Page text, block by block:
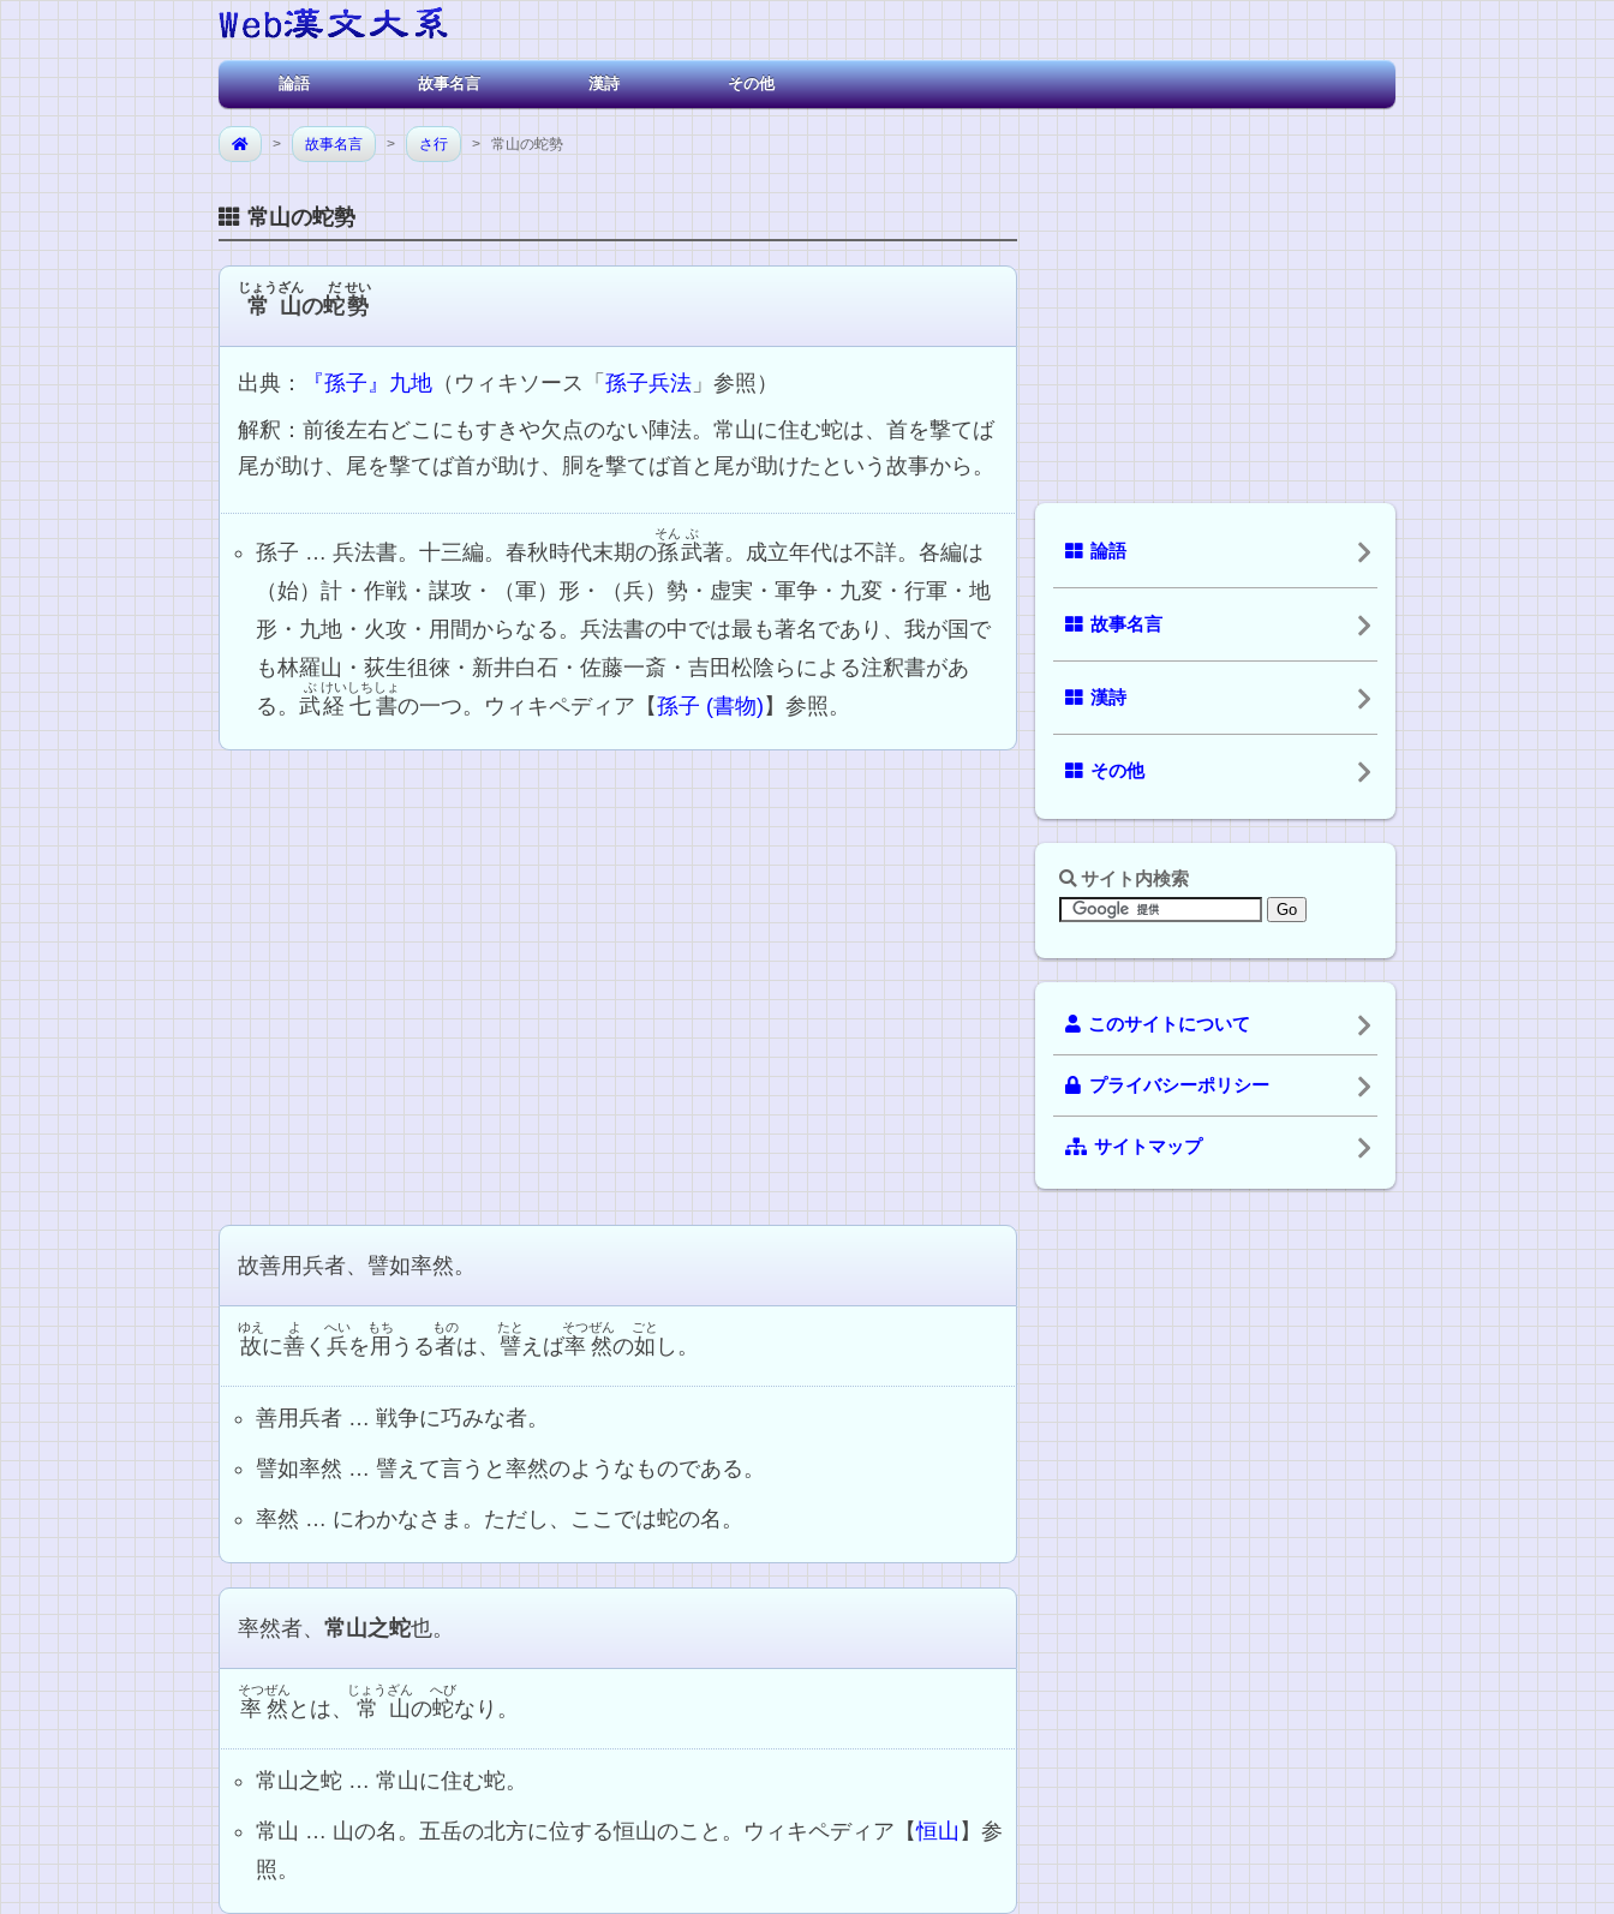
論語 故事名言 漢詩 その他
> 故事名言 > さ行 > 常山の蛇勢
常山の蛇勢
常
じょう
山
ざん
の蛇
だ
勢
せい
出典： 『孫子』九地 （ウィキソース「 孫子兵法 」参照）
解釈：前後左右どこにもすきや欠点のない陣法。常山に住む蛇は、首を撃てば
尾が助け、尾を撃てば首が助け、胴を撃てば首と尾が助けたという故事から。
孫子 … 兵法書。十三編。春秋時代末期の孫
そん
武
ぶ
著。成立年代は不詳。各編は
（始）計・作戦・謀攻・（軍）形・（兵）勢・虚実・軍争・九変・行軍・地
形・九地・火攻・用間からなる。兵法書の中では最も著名であり、我が国で
も林羅山・荻生徂徠・新井白石・佐藤一斎・吉田松陰らによる注釈書があ
る。 武
ぶ
経
けい
七書
しちしょ
の一つ。ウィキペディア【孫子 (書物) 】参照。
故善用兵者、譬如率然。
故
ゆえ
に善
よ
く 兵
へい
を 用
もち
うる者
もの
は、 譬
たと
えば率然
そつぜん
の如
ごと
し。
善用兵者 … 戦争に巧みな者。
譬如率然 … 譬えて言うと率然のようなものである。
率然 … にわかなさま。ただし、ここでは蛇の名。
率然者、 常山之蛇也。
率然
そつぜん
とは、 常
じょう
山
ざん
の蛇
へび
なり。
常山之蛇 … 常山に住む蛇。
常山 … 山の名。五岳の北方に位する恒山のこと。ウィキペディア【恒山 】参
照。
論語
故事名言
漢詩
その他
サイト内検索
このサイトについて
プライバシーポリシー
サイトマップ